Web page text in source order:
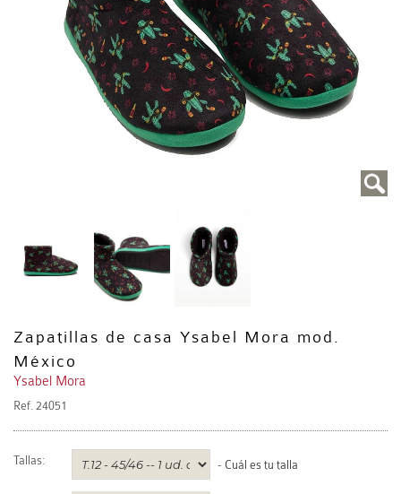
Zapatillas de casa Ysabel Mora mod.
México
Ysabel Mora
Ref. 24051
Tallas: - Cuál es tu talla